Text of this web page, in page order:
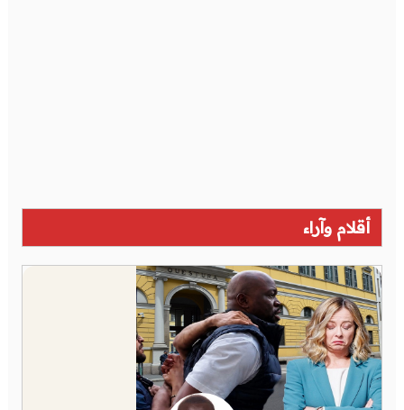
أقلام وآراء